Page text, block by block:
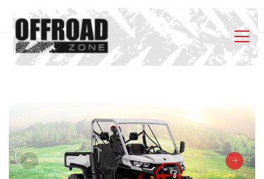
Главная Listings Can-Am Traxter X MR HD10